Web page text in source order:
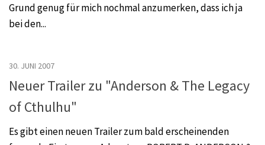
Grund genug für mich nochmal anzumerken, dass ich ja
bei den...
30. JUNI 2007
Neuer Trailer zu "Anderson & The Legacy
of Cthulhu"
Es gibt einen neuen Trailer zum bald erscheinenden